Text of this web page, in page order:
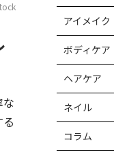
アイメイク
ボディケア
ヘアケア
ネイル
コラム